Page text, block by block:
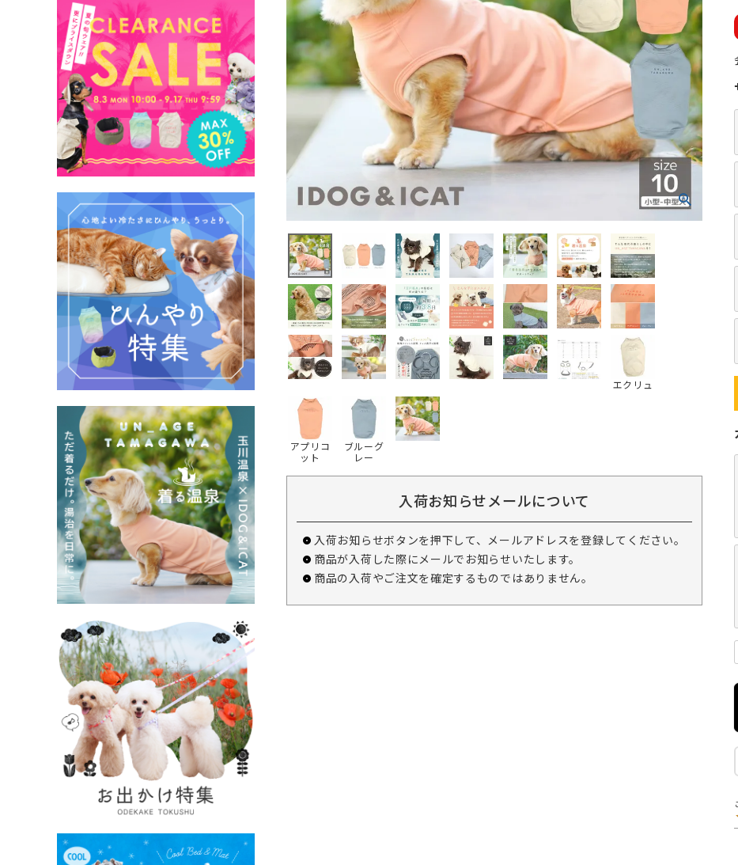
エクリュ
アプリコ
ット
ブルーグ
レー
入荷お知らせメールについて
入荷お知らせボタンを押下して、メールアドレスを登録してください。
商品が入荷した際にメールでお知らせいたします。
商品の入荷やご注文を確定するものではありません。